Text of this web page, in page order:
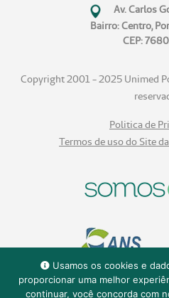
Usamos os cookies e
proporcionar uma melhor
continuar, você concorda com
Av. Carlos
Bairro: Centro,
CEP:
Copyright 2001 - 2025 Unimed
Politica de
Termos de uso do Site